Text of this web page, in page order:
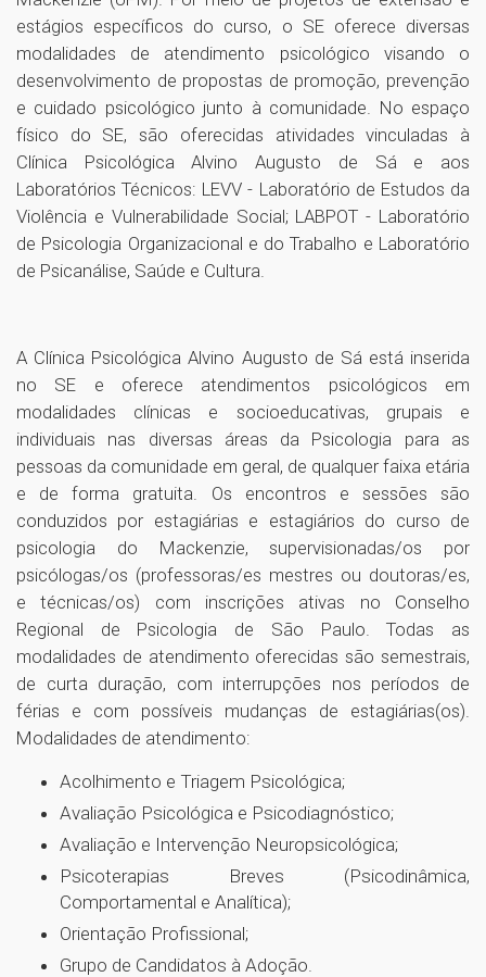
estágios específicos do curso, o SE oferece diversas
modalidades de atendimento psicológico visando o
desenvolvimento de propostas de promoção, prevenção
e cuidado psicológico junto à comunidade. No espaço
físico do SE, são oferecidas atividades vinculadas à
Clínica Psicológica Alvino Augusto de Sá e aos
Laboratórios Técnicos: LEVV - Laboratório de Estudos da
Violência e Vulnerabilidade Social; LABPOT - Laboratório
de Psicologia Organizacional e do Trabalho e Laboratório
de Psicanálise, Saúde e Cultura.
A Clínica Psicológica Alvino Augusto de Sá está inserida
no SE e oferece atendimentos psicológicos em
modalidades clínicas e socioeducativas, grupais e
individuais nas diversas áreas da Psicologia para as
pessoas da comunidade em geral, de qualquer faixa etária
e de forma gratuita. Os encontros e sessões são
conduzidos por estagiárias e estagiários do curso de
psicologia do Mackenzie, supervisionadas/os por
psicólogas/os (professoras/es mestres ou doutoras/es,
e técnicas/os) com inscrições ativas no Conselho
Regional de Psicologia de São Paulo. Todas as
modalidades de atendimento oferecidas são semestrais,
de curta duração, com interrupções nos períodos de
férias e com possíveis mudanças de estagiárias(os).
Modalidades de atendimento:
Acolhimento e Triagem Psicológica;
Avaliação Psicológica e Psicodiagnóstico;
Avaliação e Intervenção Neuropsicológica;
Psicoterapias Breves (Psicodinâmica,
Comportamental e Analítica);
Orientação Profissional;
Grupo de Candidatos à Adoção.